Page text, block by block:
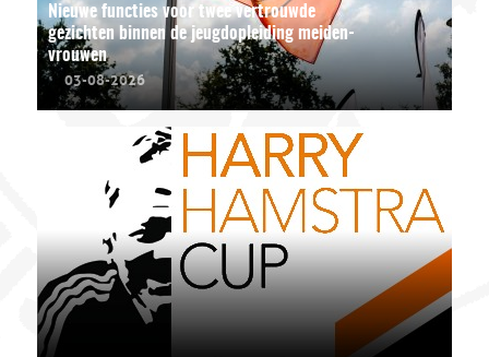
Nieuwe functies voor twee vertrouwde
gezichten binnen de jeugdopleiding meiden-
vrouwen
03-08-2026